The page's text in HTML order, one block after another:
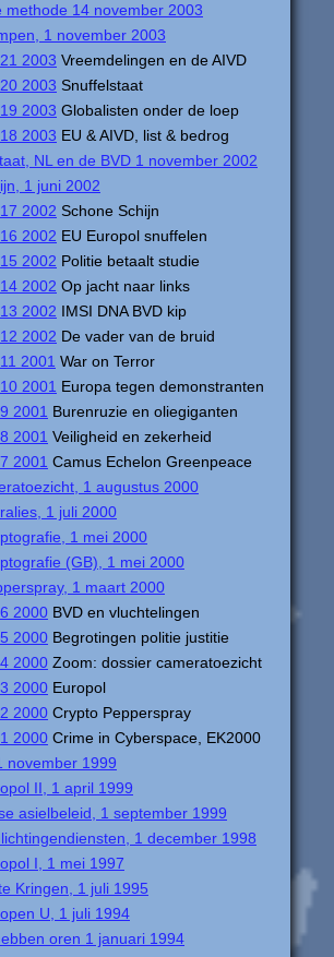
methode 14 november 2003
1 november 2003
2003 Vreemdelingen en de AIVD
2003 Snuffelstaat
2003 Globalisten onder de loep
2003 EU & AIVD, list & bedrog
NL en de BVD 1 november 2002
1 juni 2002
2002 Schone Schijn
2002 EU Europol snuffelen
2002 Politie betaalt studie
2002 Op jacht naar links
2002 IMSI DNA BVD kip
2002 De vader van de bruid
2001 War on Terror
2001 Europa tegen demonstranten
2001 Burenruzie en oliegiganten
2001 Veiligheid en zekerheid
2001 Camus Echelon Greenpeace
1 augustus 2000
1 juli 2000
1 mei 2000
(GB), 1 mei 2000
1 maart 2000
2000 BVD en vluchtelingen
2000 Begrotingen politie justitie
2000 Zoom: dossier cameratoezicht
2000 Europol
2000 Crypto Pepperspray
2000 Crime in Cyberspace, EK2000
november 1999
II, 1 april 1999
asielbeleid, 1 september 1999
1 december 1998
I, 1 mei 1997
Kringen, 1 juli 1995
U, 1 juli 1994
oren 1 januari 1994